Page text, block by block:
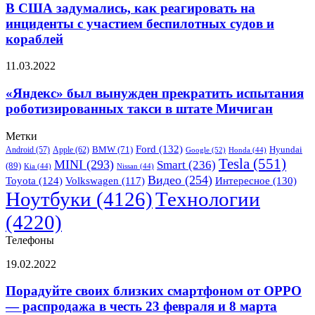
в
поисках
следов
эрозии
мародёров
задумались,
как
реагировать
на
с
беспилотных
судов
и
кораблей
В США задумались, как реагировать на
инциденты с участием беспилотных судов и
кораблей
«Яндекс»
вынужден
прекратить
испытания
такси
в
штате
Мичиган
11.03.2022
«Яндекс» был вынужден прекратить испытания
роботизированных такси в штате Мичиган
Метки
Android (57) Apple (62) BMW (71) Ford (132) Google (52) Honda (44) Hyundai
(89) Kia (44) MINI (293) Nissan (44) Smart (236) Tesla (551)
Toyota (124) Volkswagen (117) Видео (254) Интересное (130)
Ноутбуки (4126)Технологии
(4220)
Телефоны
Порадуйте
близких
смартфоном
19.02.2022
Порадуйте своих близких смартфоном от OPPO
— распродажа в честь 23 февраля и 8 марта